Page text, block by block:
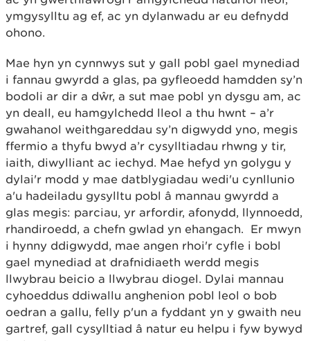
ymgysylltu ag ef, ac yn dylanwadu ar eu defnydd
ohono.
Mae hyn yn cynnwys sut y gall pobl gael mynediad
i fannau gwyrdd a glas, pa gyfleoedd hamdden sy’n
bodoli ar dir a dŵr, a sut mae pobl yn dysgu am, ac
yn deall, eu hamgylchedd lleol a thu hwnt – a’r
gwahanol weithgareddau sy’n digwydd yno, megis
ffermio a thyfu bwyd a’r cysylltiadau rhwng y tir,
iaith, diwylliant ac iechyd. Mae hefyd yn golygu y
dylai'r modd y mae datblygiadau wedi'u cynllunio
a'u hadeiladu gysylltu pobl â mannau gwyrdd a
glas megis: parciau, yr arfordir, afonydd, llynnoedd,
rhandiroedd, a chefn gwlad yn ehangach. Er mwyn
i hynny ddigwydd, mae angen rhoi'r cyfle i bobl
gael mynediad at drafnidiaeth werdd megis
llwybrau beicio a llwybrau diogel. Dylai mannau
cyhoeddus ddiwallu anghenion pobl leol o bob
oedran a gallu, felly p'un a fyddant yn y gwaith neu
gartref, gall cysylltiad â natur eu helpu i fyw bywyd